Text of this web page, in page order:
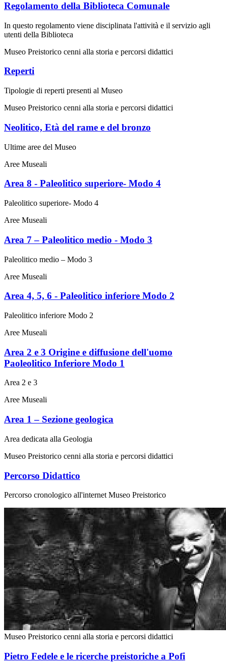
Regolamento della Biblioteca Comunale
In questo regolamento viene disciplinata l'attività e il servizio agli
utenti della Biblioteca
Museo Preistorico cenni alla storia e percorsi didattici
Reperti
Tipologie di reperti presenti al Museo
Museo Preistorico cenni alla storia e percorsi didattici
Neolitico, Età del rame e del bronzo
Ultime aree del Museo
Aree Museali
Area 8 - Paleolitico superiore- Modo 4
Paleolitico superiore- Modo 4
Aree Museali
Area 7 – Paleolitico medio - Modo 3
Paleolitico medio – Modo 3
Aree Museali
Area 4, 5, 6 - Paleolitico inferiore Modo 2
Paleolitico inferiore Modo 2
Aree Museali
Area 2 e 3 Origine e diffusione dell'uomo
Paoleolitico Inferiore Modo 1
Area 2 e 3
Aree Museali
Area 1 – Sezione geologica
Area dedicata alla Geologia
Museo Preistorico cenni alla storia e percorsi didattici
Percorso Didattico
Percorso cronologico all'internet Museo Preistorico
Museo Preistorico cenni alla storia e percorsi didattici
Pietro Fedele e le ricerche preistoriche a Pofi